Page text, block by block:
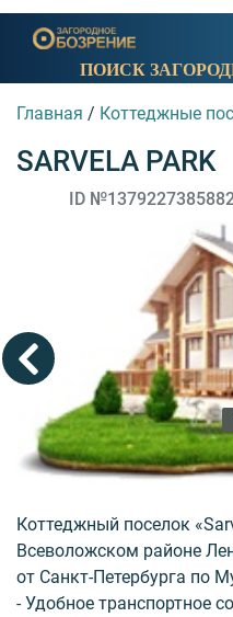
ПОИСК
Главная / Коттеджные
SARVELA PARK
ID
Коттеджный поселок
Всеволожском районе
от Санкт-Петербурга по
- Удобное транспортное